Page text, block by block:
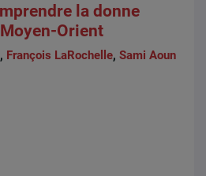
la donne
Orient
François LaRochelle,Sami Aoun